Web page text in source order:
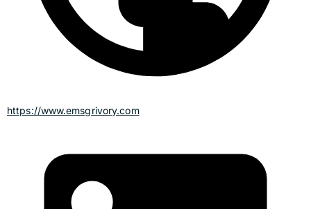
https://www.emsgrivory.com